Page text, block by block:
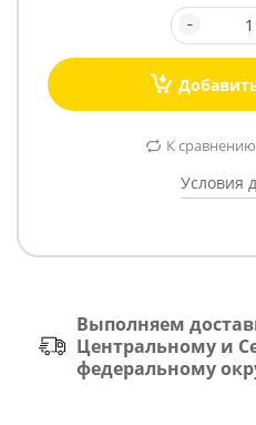
К сравнению
Условия
Выполняем
Центральному и
федеральному